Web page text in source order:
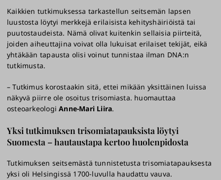
Kaikkien tutkimuksessa tarkastellun seitsemän lapsen
luustosta löytyi merkkejä erilaisista kehityshäiriöistä tai
puutostaudeista. Nämä olivat kuitenkin sellaisia piirteitä,
joiden aiheuttajina voivat olla lukuisat erilaiset tekijät, eikä
yhtäkään tapausta olisi voinut tunnistaa ilman DNA:n
tutkimusta.
– Tutkimus korostaakin sitä, ettei mikään yksittäinen luissa
näkyvä piirre ole osoitus trisomiasta. huomauttaa
osteoarkeologiAnne-Mari Liira.
Yksi tutkimuksen trisomiatapauksista löytyi
Suomesta – hautaustapa kertoo huolenpidosta
Tutkimuksen seitsemästä tunnistetusta trisomiatapauksesta
yksi oli Helsingissä 1700-luvulla haudattu vauva.